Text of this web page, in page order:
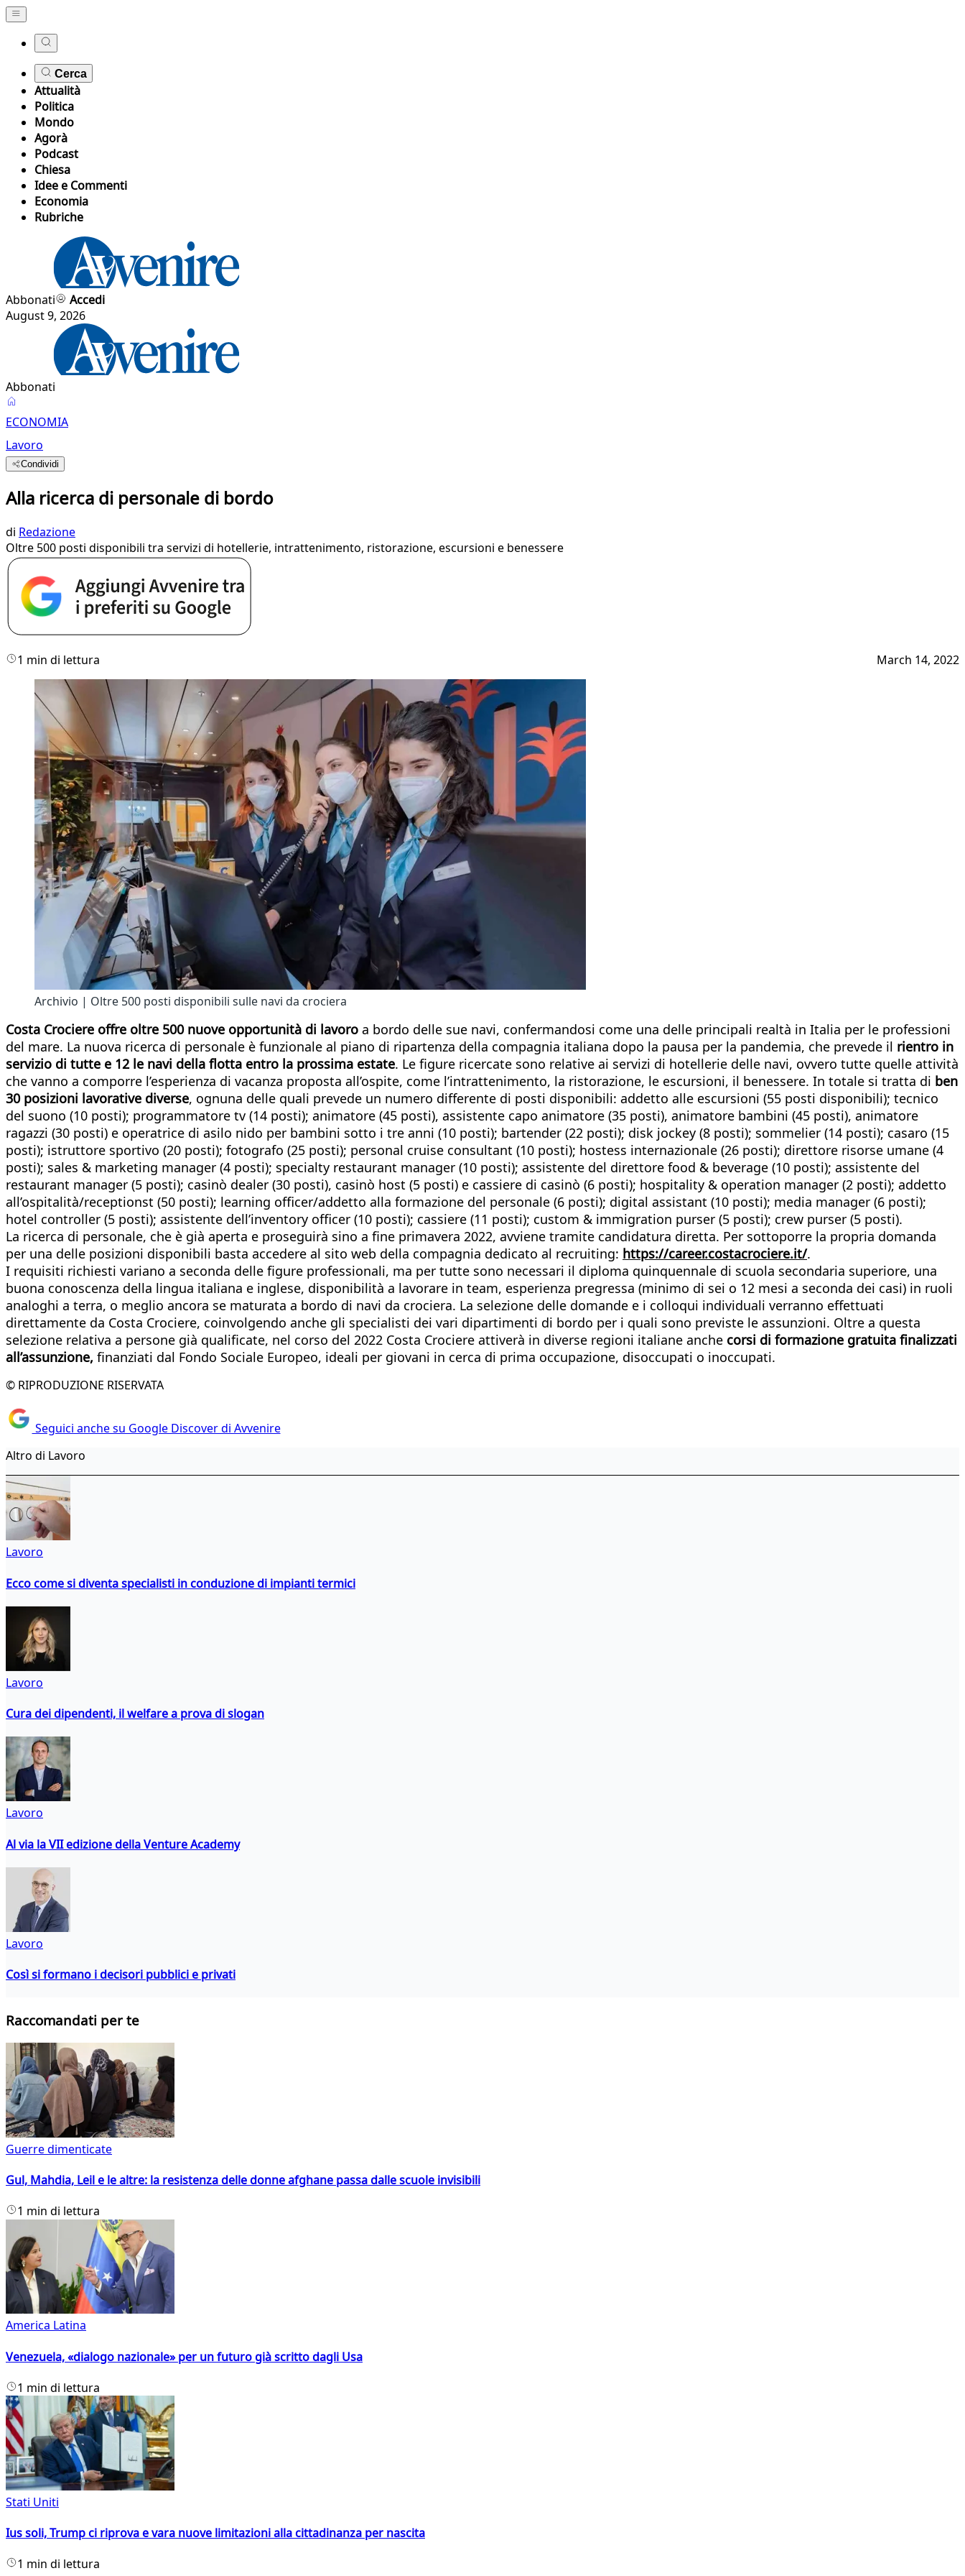
Cerca
Attualità
Politica
Mondo
Agorà
Podcast
Chiesa
Idee e Commenti
Economia
Rubriche
Abbonati
Accedi
August 9, 2026
Abbonati
ECONOMIA
Lavoro
Condividi
Alla ricerca di personale di bordo
di Redazione
Oltre 500 posti disponibili tra servizi di hotellerie, intrattenimento, ristorazione, escursioni e benessere
1 min di lettura March 14, 2022
Archivio | Oltre 500 posti disponibili sulle navi da crociera
Costa Crociere offre oltre 500 nuove opportunità di lavoro a bordo delle sue navi, confermandosi come una delle principali realtà in Italia per le professioni
del mare. La nuova ricerca di personale è funzionale al piano di ripartenza della compagnia italiana dopo la pausa per la pandemia, che prevede il rientro in
servizio di tutte e 12 le navi della flotta entro la prossima estate. Le figure ricercate sono relative ai servizi di hotellerie delle navi, ovvero tutte quelle attività
che vanno a comporre l’esperienza di vacanza proposta all’ospite, come l’intrattenimento, la ristorazione, le escursioni, il benessere. In totale si tratta di ben
30 posizioni lavorative diverse, ognuna delle quali prevede un numero differente di posti disponibili: addetto alle escursioni (55 posti disponibili); tecnico
del suono (10 posti); programmatore tv (14 posti); animatore (45 posti), assistente capo animatore (35 posti), animatore bambini (45 posti), animatore
ragazzi (30 posti) e operatrice di asilo nido per bambini sotto i tre anni (10 posti); bartender (22 posti); disk jockey (8 posti); sommelier (14 posti); casaro (15
posti); istruttore sportivo (20 posti); fotografo (25 posti); personal cruise consultant (10 posti); hostess internazionale (26 posti); direttore risorse umane (4
posti); sales & marketing manager (4 posti); specialty restaurant manager (10 posti); assistente del direttore food & beverage (10 posti); assistente del
restaurant manager (5 posti); casinò dealer (30 posti), casinò host (5 posti) e cassiere di casinò (6 posti); hospitality & operation manager (2 posti); addetto
all’ospitalità/receptionst (50 posti); learning officer/addetto alla formazione del personale (6 posti); digital assistant (10 posti); media manager (6 posti);
hotel controller (5 posti); assistente dell’inventory officer (10 posti); cassiere (11 posti); custom & immigration purser (5 posti); crew purser (5 posti).
La ricerca di personale, che è già aperta e proseguirà sino a fine primavera 2022, avviene tramite candidatura diretta. Per sottoporre la propria domanda
per una delle posizioni disponibili basta accedere al sito web della compagnia dedicato al recruiting: https://career.costacrociere.it/.
I requisiti richiesti variano a seconda delle figure professionali, ma per tutte sono necessari il diploma quinquennale di scuola secondaria superiore, una
buona conoscenza della lingua italiana e inglese, disponibilità a lavorare in team, esperienza pregressa (minimo di sei o 12 mesi a seconda dei casi) in ruoli
analoghi a terra, o meglio ancora se maturata a bordo di navi da crociera. La selezione delle domande e i colloqui individuali verranno effettuati
direttamente da Costa Crociere, coinvolgendo anche gli specialisti dei vari dipartimenti di bordo per i quali sono previste le assunzioni. Oltre a questa
selezione relativa a persone già qualificate, nel corso del 2022 Costa Crociere attiverà in diverse regioni italiane anche corsi di formazione gratuita finalizzati
all’assunzione, finanziati dal Fondo Sociale Europeo, ideali per giovani in cerca di prima occupazione, disoccupati o inoccupati.
© RIPRODUZIONE RISERVATA
Seguici anche su Google Discover di Avvenire
Altro di Lavoro
Lavoro
Ecco come si diventa specialisti in conduzione di impianti termici
Lavoro
Cura dei dipendenti, il welfare a prova di slogan
Lavoro
Al via la VII edizione della Venture Academy
Lavoro
Così si formano i decisori pubblici e privati
Raccomandati per te
Guerre dimenticate
Gul, Mahdia, Leil e le altre: la resistenza delle donne afghane passa dalle scuole invisibili
1 min di lettura
America Latina
Venezuela, «dialogo nazionale» per un futuro già scritto dagli Usa
1 min di lettura
Stati Uniti
Ius soli, Trump ci riprova e vara nuove limitazioni alla cittadinanza per nascita
1 min di lettura